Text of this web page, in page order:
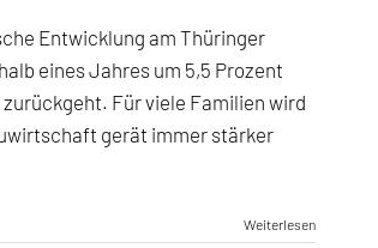
Entwicklung am Thüringer
eines Jahres um 5,5 Prozent
Für viele Familien wird
gerät immer stärker
Weiterlesen